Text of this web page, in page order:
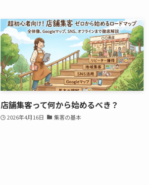
店舗集客って何から始めるべき？
2026年4月16日 集客の基本